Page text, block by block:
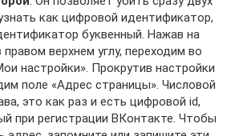
как цифровой идентификатор,
буквенный. Нажав на
правом верхнем углу, переходим во
настройки». Прокрутив настройки
поле «Адрес страницы». Числовой
это как раз и есть цифровой id,
при регистрации ВКонтакте. Чтобы